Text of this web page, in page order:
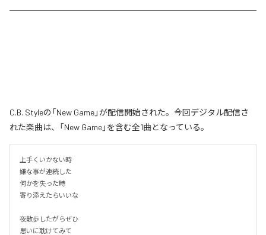
C.B. Styleの「New Game」が配信開始された。今回デジタル配信さ
れた楽曲は、「New Game」を含む全1曲となっている。
上手くいかない時
嫌な事が連続した
何かを失った時
寄り添えたらいいな
夜散歩したがらぜひ
思いに耽けてみて